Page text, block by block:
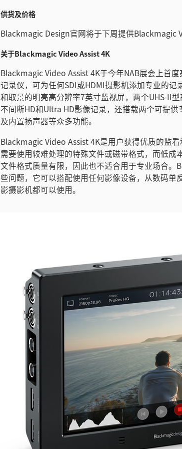
供货及价格
Blackmagic Design官网将于下周提供Blackmagic
关于Blackmagic Video Assist 4K
Blackmagic Video Assist 4K于今年NAB展会上首
记录仪，可为任何SDI或HDMI摄影机添加专业的
和取景的明亮高分辨率7英寸监视屏，两个UHS-II
不间断HD和Ultra HD影像记录，还搭载两个可提
及内置扬声器等众多功能。
Blackmagic Video Assist 4K是用户获得优质的监
需要使用较难处理的特殊文件或磁带格式，而低
文件格式质量有限，因此也不适合用于专业场合
些问题，它可以搭配使用任何影像设备，从数码单
影摄影机都可以使用。